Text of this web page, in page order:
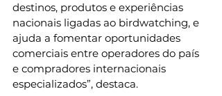
destinos, produtos e experiências
nacionais ligadas ao birdwatching, e
ajuda a fomentar oportunidades
comerciais entre operadores do país
e compradores internacionais
especializados”, destaca.